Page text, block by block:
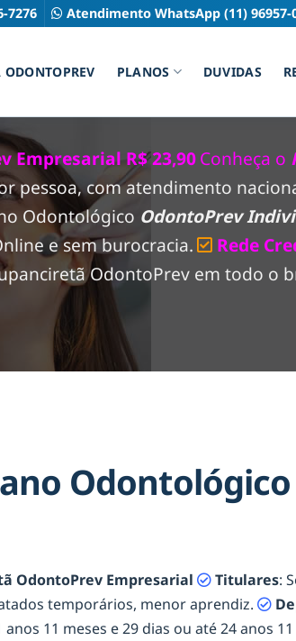
7276 Atendimento WhatsApp (11) 96957-
PLANOS DUVIDAS
Empresarial R$ 23,90Conheça o
pessoa, com atendimento
Odontológico OdontoPrev
e sem burocracia.
Rede
OdontoPrev em todo o
OdontoPrev Empresarial Titulares:
temporários, menor aprendiz.
11 meses e 29 dias ou até 24 anos